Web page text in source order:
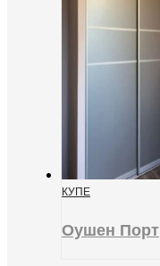
КУПЕ
Оушен Порт